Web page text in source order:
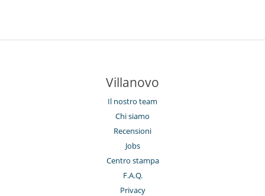
Villanovo
Il nostro team
Chi siamo
Recensioni
Jobs
Centro stampa
F.A.Q.
Privacy